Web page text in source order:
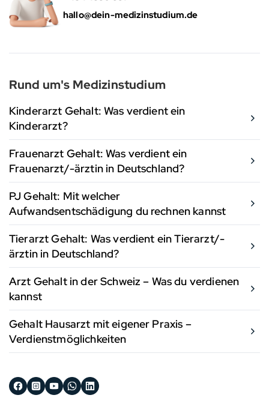
hallo@dein-medizinstudium.de
Rund um's Medizinstudium
Kinderarzt Gehalt: Was verdient ein
Kinderarzt?
Frauenarzt Gehalt: Was verdient ein
Frauenarzt/-ärztin in Deutschland?
PJ Gehalt: Mit welcher
Aufwandsentschädigung du rechnen kannst
Tierarzt Gehalt: Was verdient ein Tierarzt/-
ärztin in Deutschland?
Arzt Gehalt in der Schweiz – Was du verdienen
kannst
Gehalt Hausarzt mit eigener Praxis –
Verdienstmöglichkeiten